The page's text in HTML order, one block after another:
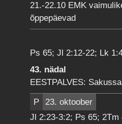
21.-22.10 EMK
õppepäevad
Ps 65; Jl 2:12-22; Lk
43. nädal
EESTPALVES:
P
23. oktoober
Jl 2:23-3:2; Ps 65; 2Tm